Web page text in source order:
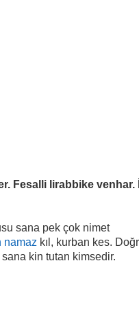
Fesalli lirabbike venhar.
sana pek çok nimet
namaz kıl, kurban kes.
kin tutan kimsedir.